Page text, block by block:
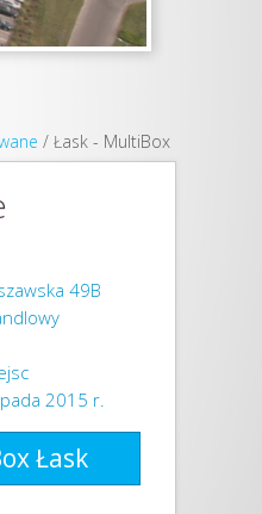
/ Łask - MultiBox
49B
2015 r.
Łask